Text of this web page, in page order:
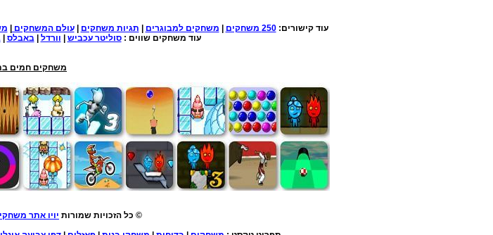
עוד קישורים:250 משחקים משחקים למבוגרים תגיות משחקים |עולם המשחקים
עוד משחקים שווים :סוליטר עכביש וורדל |באבלס |
משחקים חמים
© כל הזכויות שמורות יויו אתר